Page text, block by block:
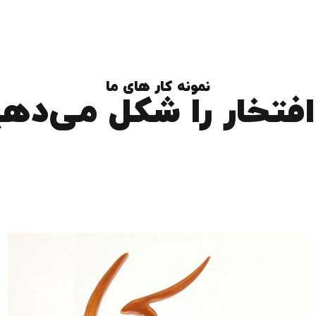
نمونه کار های ما
را شکل